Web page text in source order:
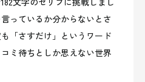
っているか分からないとさ
「さすだけ」というワード
ミ待ちとしか思えない世界